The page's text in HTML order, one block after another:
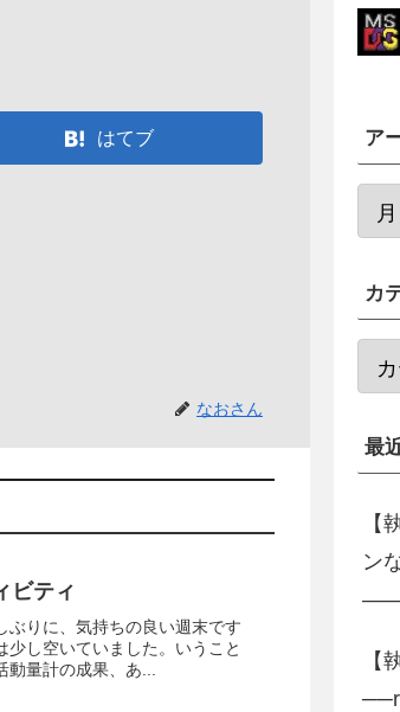
はてブ
なおさん
ビティ
ぶりに、気持ちの良い週末です
し空いていました。いうこと
量計の成果、あ...
ア
カ
最
【
ン
――
【